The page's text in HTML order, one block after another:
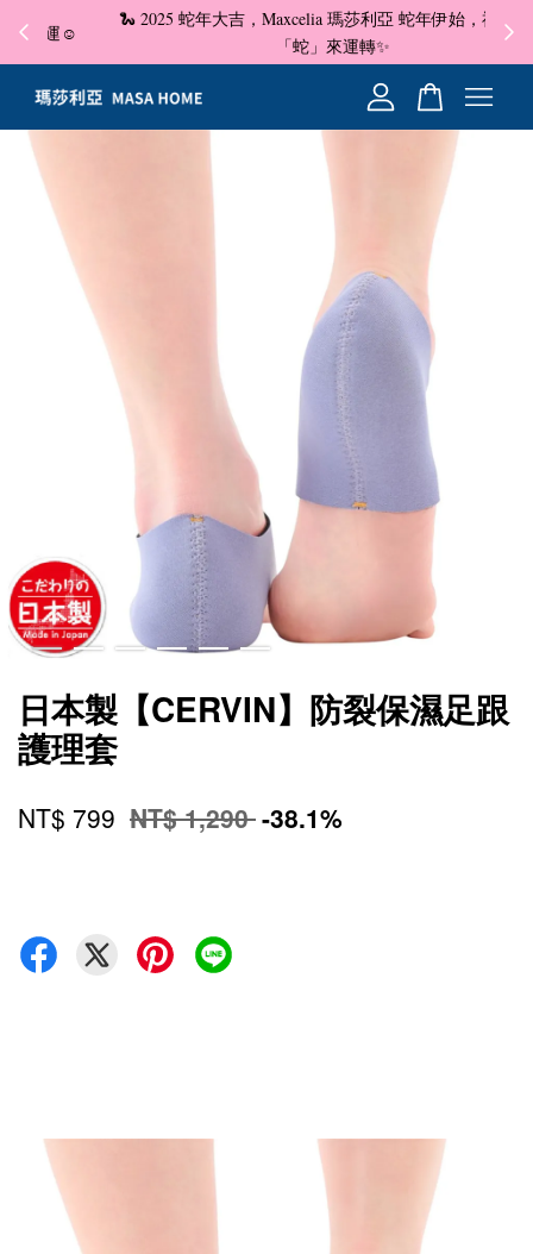
🐍 2025 蛇年大吉，Maxcelia 瑪莎利亞 蛇年伊始，祝福大家
「蛇」來運轉✨
✦
日本製【CERVIN】防裂保濕足跟
護理套
NT$ 799 NT$ 1,290-38.1%
您的購物車目前還是空的。